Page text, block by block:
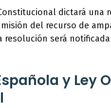
dictará una
del recurso de
resolución será
y Ley